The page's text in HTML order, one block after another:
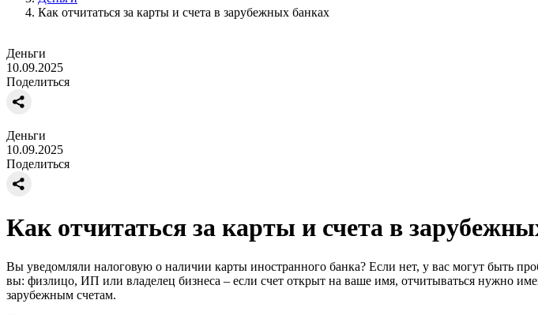
Как отчитаться за карты и счета в зарубежных банках
Деньги
10.09.2025
Поделиться
Деньги
10.09.2025
Поделиться
Как отчитаться за карты и счета в
Вы уведомляли налоговую о наличии карты иностранного банка? Если нет, у вас могут быть
вы: физлицо, ИП или владелец бизнеса – если счет открыт на ваше имя, отчитываться нужно
зарубежным счетам.